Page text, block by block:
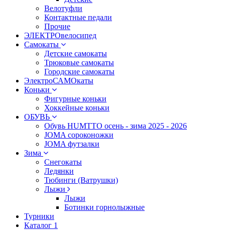
Велотуфли
Контактные педали
Прочие
ЭЛЕКТРОвелосипед
Самокаты
Детские самокаты
Трюковые самокаты
Городские самокаты
ЭлектроСАМОкаты
Коньки
Фигурные коньки
Хоккейные коньки
ОБУВЬ
Обувь HUMTTO осень - зима 2025 - 2026
JOMA сороконожки
JOMA футзалки
Зима
Снегокаты
Ледянки
Тюбинги (Ватрушки)
Лыжи
Лыжи
Ботинки горнолыжные
Турники
Каталог 1